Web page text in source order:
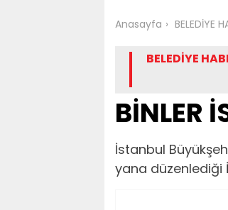
Anasayfa BELEDİYE
BELEDİYE
BİNLER
İstanbul
yana düzenlediği